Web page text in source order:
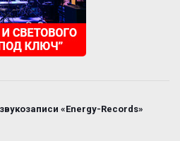
«Energy-Records»